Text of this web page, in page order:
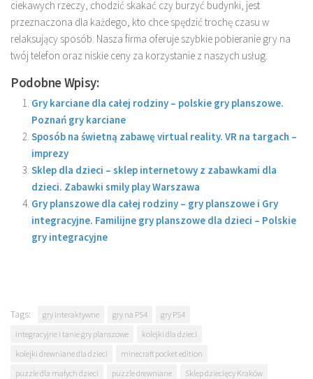
ciekawych rzeczy, chodzić skakać czy burzyć budynki, jest
przeznaczona dla każdego, kto chce spędzić trochę czasu w
relaksujący sposób. Nasza firma oferuje szybkie pobieranie gry na
twój telefon oraz niskie ceny za korzystanie z naszych usług.
Podobne Wpisy:
Gry karciane dla całej rodziny – polskie gry planszowe.
Poznań gry karciane
Sposób na świetną zabawę virtual reality. VR na targach –
imprezy
Sklep dla dzieci – sklep internetowy z zabawkami dla
dzieci. Zabawki smily play Warszawa
Gry planszowe dla całej rodziny – gry planszowe i Gry
integracyjne. Familijne gry planszowe dla dzieci – Polskie
gry integracyjne
Tags: gry interaktywne gry na PS4
gry PS4
integracyjne i tanie gry planszowe
kolejki dla dzieci
kolejki drewniane dla dzieci
minecraft pocket edition
puzzle dla małych dzieci
puzzle drewniane
Sklep dziecięcy Kraków